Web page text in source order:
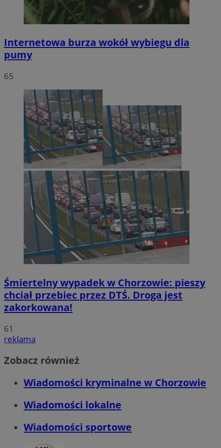
Internetowa burza wokół wybiegu dla
pumy
65
Śmiertelny wypadek w Chorzowie: pieszy
chciał przebiec przez DTŚ. Droga jest
zakorkowana!
61
reklama
Zobacz również
Wiadomości kryminalne w Chorzowie
Wiadomości lokalne
Wiadomości sportowe